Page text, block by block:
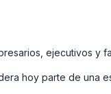
ejecutivos y
hoy parte de una